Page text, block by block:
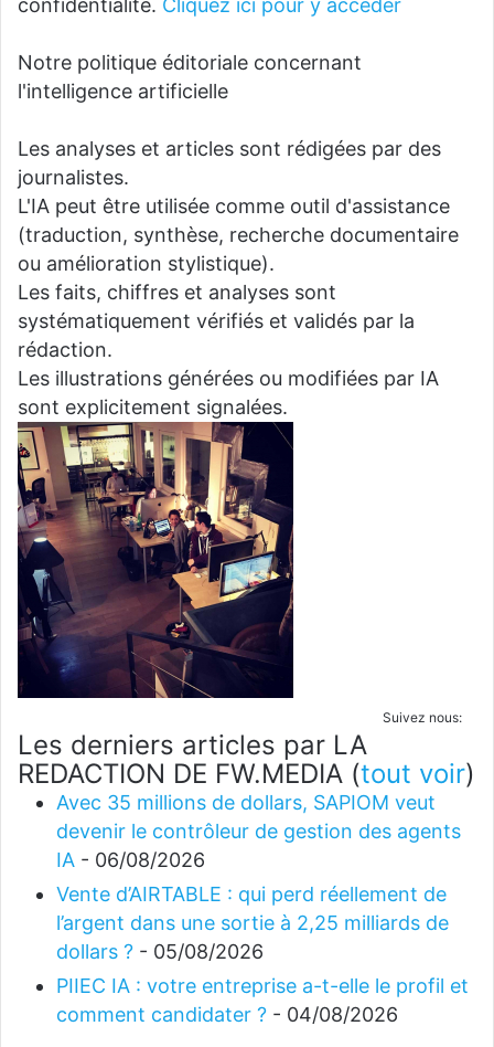
Notre politique éditoriale concernant
l'intelligence artificielle
Les analyses et articles sont rédigées par des
journalistes.
L'IA peut être utilisée comme outil d'assistance
(traduction, synthèse, recherche documentaire
ou amélioration stylistique).
Les faits, chiffres et analyses sont
systématiquement vérifiés et validés par la
rédaction.
Les illustrations générées ou modifiées par IA
sont explicitement signalées.
Suivez nous:
Les derniers articles par LA
REDACTION DE FW.MEDIA (tout voir)
Avec 35 millions de dollars, SAPIOM veut
devenir le contrôleur de gestion des agents
IA - 06/08/2026
Vente d’AIRTABLE : qui perd réellement de
l’argent dans une sortie à 2,25 milliards de
dollars ? - 05/08/2026
PIIEC IA : votre entreprise a-t-elle le profil et
comment candidater ? - 04/08/2026